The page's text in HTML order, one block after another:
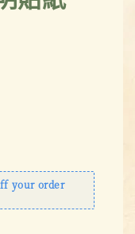
your order